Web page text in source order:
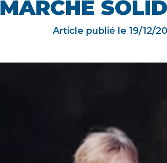
MARCHE
Article publié le 19/12/